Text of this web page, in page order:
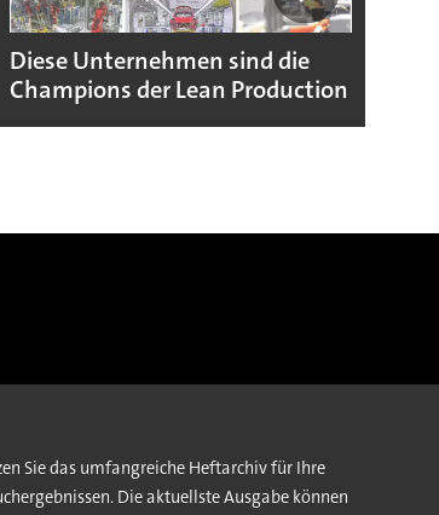
Diese Unternehmen sind die
Champions der Lean Production
Sie das umfangreiche Heftarchiv für Ihre
Die aktuellste Ausgabe können